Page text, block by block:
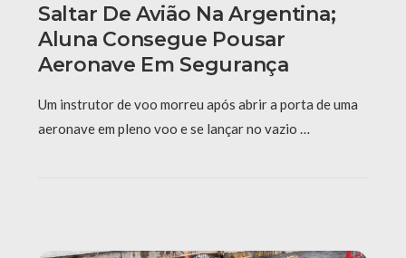
Saltar De Avião Na Argentina;
Aluna Consegue Pousar
Aeronave Em Segurança
Um instrutor de voo morreu após abrir a porta de uma
aeronave em pleno voo e se lançar no vazio …